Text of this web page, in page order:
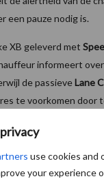
use cookies and
your experience
een pauze nodig is.
XB geleverd met
informeert
de passieveLane
te voorkomen door
cabine, de grote